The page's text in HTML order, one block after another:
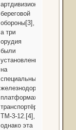
артдивизион
береговой
обороны[3],
а три
орудия
были
установлены
на
специальных
железнодорожных
платформах-
транспортёрах
ТМ-3-12.[4],
однако эта